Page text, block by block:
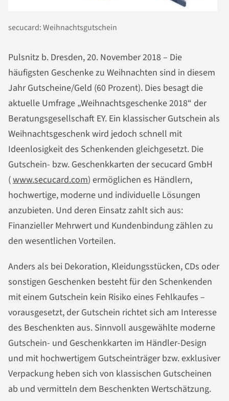
secucard: Weihnachtsgutschein
Pulsnitz b. Dresden, 20. November 2018 – Die
häufigsten Geschenke zu Weihnachten sind in diesem
Jahr Gutscheine/Geld (60 Prozent). Dies besagt die
aktuelle Umfrage „Weihnachtsgeschenke 2018“ der
Beratungsgesellschaft EY. Ein klassischer Gutschein als
Weihnachtsgeschenk wird jedoch schnell mit
Ideenlosigkeit des Schenkenden gleichgesetzt. Die
Gutschein- bzw. Geschenkkarten der secucard GmbH
(www.secucard.com) ermöglichen es Händlern,
hochwertige, moderne und individuelle Lösungen
anzubieten. Und deren Einsatz zahlt sich aus:
Finanzieller Mehrwert und Kundenbindung zählen zu
den wesentlichen Vorteilen.
Anders als bei Dekoration, Kleidungsstücken, CDs oder
sonstigen Geschenken besteht für den Schenkenden
mit einem Gutschein kein Risiko eines Fehlkaufes –
vorausgesetzt, der Gutschein richtet sich am Interesse
des Beschenkten aus. Sinnvoll ausgewählte moderne
Gutschein- und Geschenkkarten im Händler-Design
und mit hochwertigem Gutscheinträger bzw. exklusiver
Verpackung heben sich von klassischen Gutscheinen
ab und vermitteln dem Beschenkten Wertschätzung.